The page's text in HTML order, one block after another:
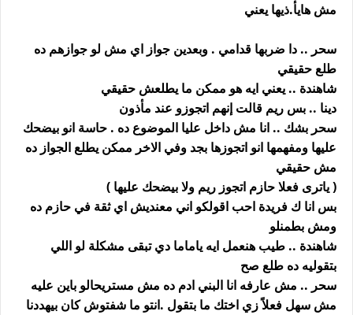
مش هايأ.ذيها يعني
سحر .. دا ضربها قدامي . وبعدين جواز اي مش لو جوازهم ده
طلع حقيقي
شاهندة .. يعني ايه هو ممكن ما يطلعش حقيقي
دينا .. بس ريم قالت إنهم اتجوزو عند مأذون
سحر بشك .. انا مش داخل عليا الموضوع ده . حاسة انو بيضحك
عليها ومفهمها انو اتجوزها بجد وفي الاخر ممكن يطلع الجواز ده
مش حقيقي
( ياترى فعلا حازم اتجوز ريم ولا بيضحك عليها )
بس انا ك فريدة احب اقولكو اني معنديش اي ثقة في حازم ده
ومش بطمنلو
شاهندة .. طيب هنعمل ايه ياماما دي تبقى مشكلة لو اللي
بتقوليه ده طلع صح
سحر .. مش عارفه انا البني ادم ده مش مستريحالو باين عليه
مش سهل فعلاً زي اختك ما بتقول .انتو ما شفتوش كان بيهددنا